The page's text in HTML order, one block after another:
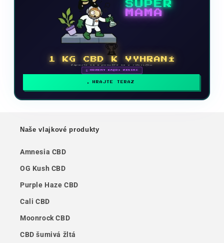
SUPER
MAMA
🏆
1 KG CBD K VYHRANÍ
Zapojte sa a posuňte sa v rebríčku
🗓 ODMENY KAŽDÝ MESIAC
HRAJTE TERAZ
Naše vlajkové produkty
Amnesia CBD
OG Kush CBD
Purple Haze CBD
Cali CBD
Moonrock CBD
CBD šumivá žltá